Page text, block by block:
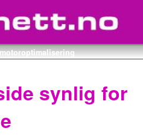
synlig for